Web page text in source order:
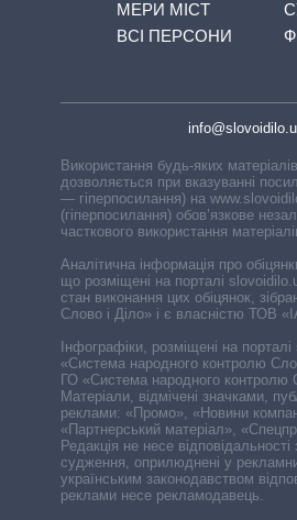
МЕРИ МІСТ
ВСІ ПЕРСОНИ
Використання будь-яких
дозволяється при вказуванні
— гіперпосилання) на
(гіперпосилання) обов’язкове
часткового використання
Аналітична інформація про обіцянки
що розміщені на порталі
стан виконання цих обіцянок,
Слово і Діло» і є власністю ТОВ
Інфографіки, розміщені на
«Система народного контролю
ГО «Система народного контролю
Матеріали, відмічені значками,
реклами: «Промо», «Новини
«Партнерський матеріал»,
Редакція не несе відповідальності
судження, оприлюднені у
українським законодавством
реклами несе рекламодавець.